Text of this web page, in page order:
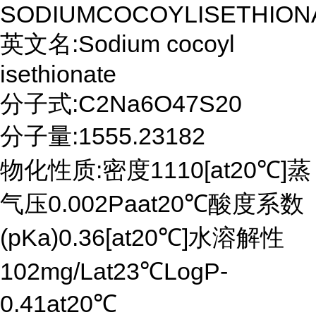
英文名:Sodium cocoyl
isethionate
分子式:C2Na6O47S20
分子量:1555.23182
物化性质:密度1110[at20℃]蒸
气压0.002Paat20℃酸度系数
(pKa)0.36[at20℃]水溶解性
102mg/Lat23℃LogP-
0.41at20℃